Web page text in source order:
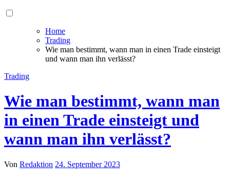
Home
Trading
Wie man bestimmt, wann man in einen Trade einsteigt
und wann man ihn verlässt?
Trading
Wie man bestimmt, wann man
in einen Trade einsteigt und
wann man ihn verlässt?
Von Redaktion 24. September 2023